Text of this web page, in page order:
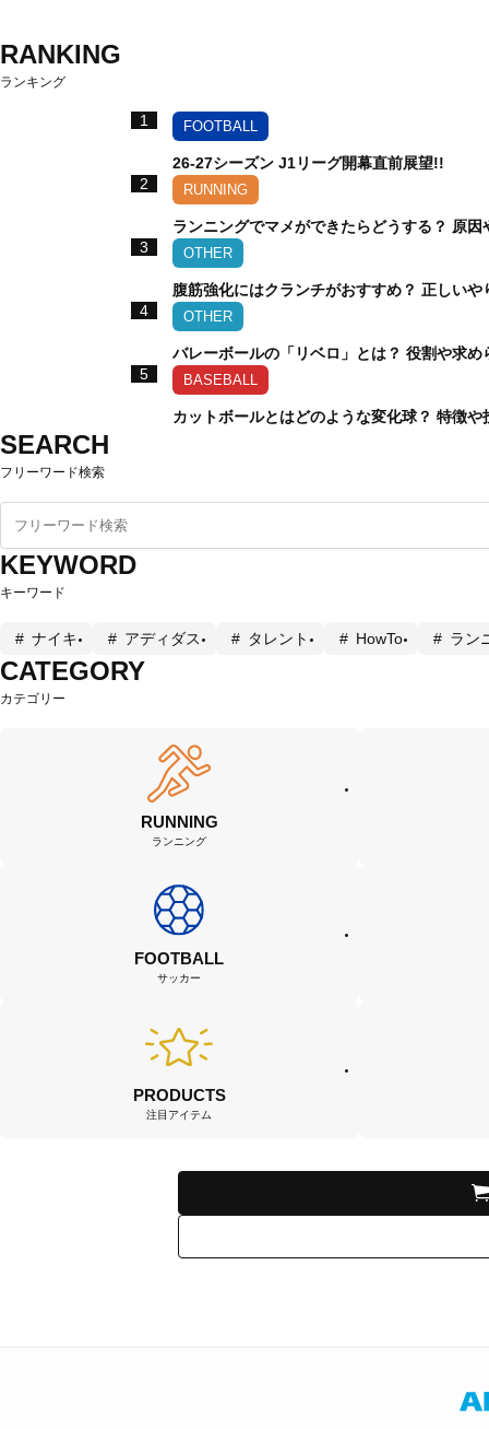
RANKING
ランキング
1 FOOTBALL
26-27シーズン J1リーグ開幕直前展望!!
2
RUNNING
ランニングでマメができたらどうする？ 原
3
OTHER
腹筋強化にはクランチがおすすめ？ 正しいや
4
OTHER
バレーボールの「リベロ」とは？ 役割や求め
5
BASEBALL
カットボールとはどのような変化球？ 特徴
SEARCH
フリーワード検索
KEYWORD
キーワード
ナイキ アディダス タレント HowTo ラン
CATEGORY
カテゴリー
RUNNING
ランニング
FOOTBALL
サッカー
PRODUCTS
注目アイテム